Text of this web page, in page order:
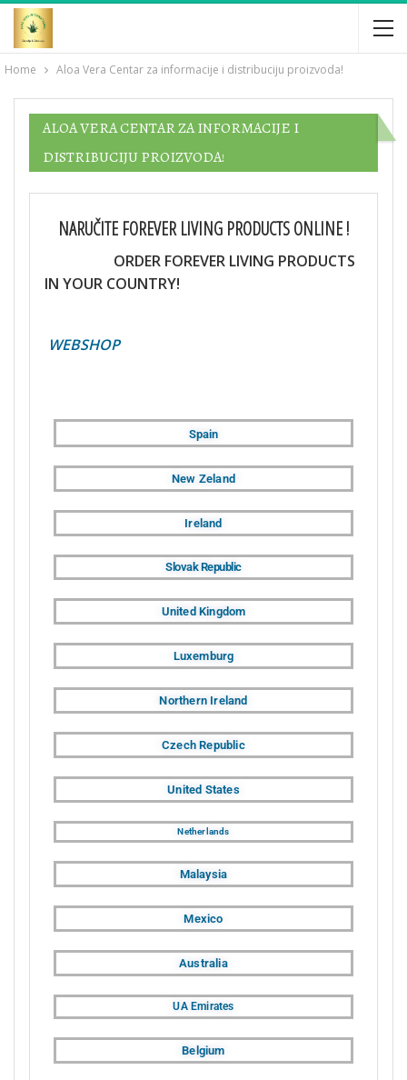
Home Aloa Vera Centar za informacije i distribuciju proizvoda!
ALOA VERA CENTAR ZA INFORMACIJE I
DISTRIBUCIJU PROIZVODA!
NARUČITE FOREVER LIVING PRODUCTS ONLINE !
ORDER FOREVER LIVING PRODUCTS
IN YOUR COUNTRY!
WEBSHOP
Spain
New Zeland
Ireland
Slovak Republic
United Kingdom
Luxemburg
Northern Ireland
Czech Republic
United States
Netherlands
Malaysia
Mexico
Australia
UA Emirates
Belgium